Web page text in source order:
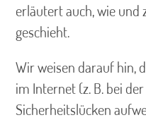
erläutert auch, wie und
geschieht.
Wir weisen darauf hin,
im Internet (z. B. bei
Sicherheitslücken